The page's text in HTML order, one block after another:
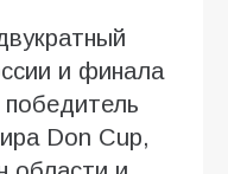
и финала
Don Cup,